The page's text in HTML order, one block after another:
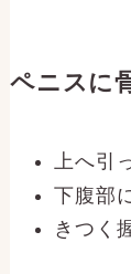
ペニスに
上へ引
下腹部
きつく